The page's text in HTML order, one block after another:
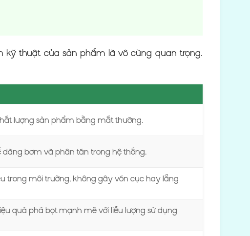
thuật của sản phẩm là vô cùng quan trọng.
lượng sản phẩm bằng mắt thường.
bơm và phân tán trong hệ thống.
trong môi trường, không gây vón cục hay lắng
quả phá bọt mạnh mẽ với liều lượng sử dụng